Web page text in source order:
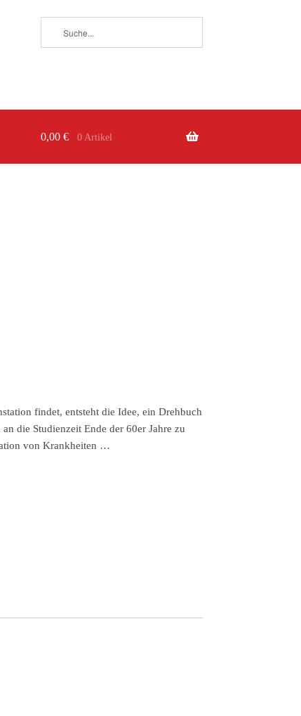
0,00 € 0 Artikel
findet, entsteht die Idee, ein Drehbuch
die Studienzeit Ende der 60er Jahre zu
von Krankheiten …